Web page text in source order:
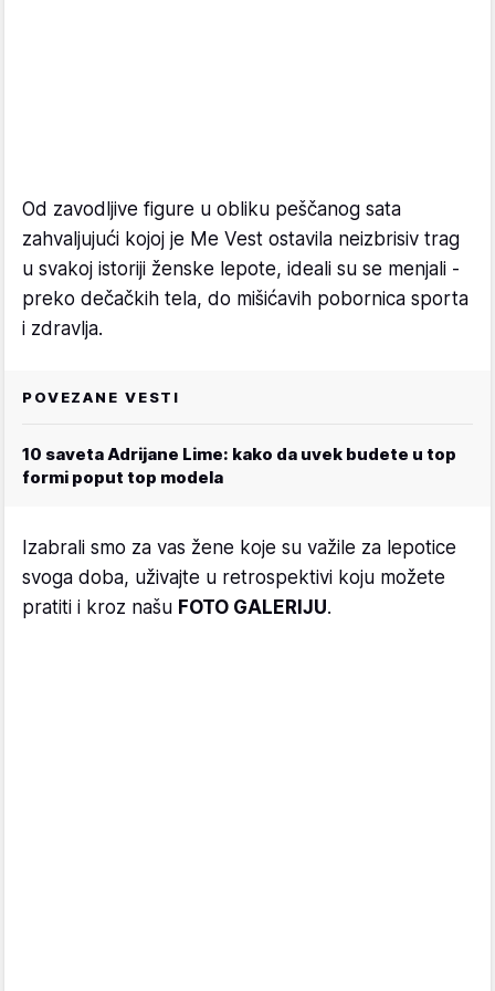
Od zavodljive figure u obliku peščanog sata
zahvaljujući kojoj je Me Vest ostavila neizbrisiv trag
u svakoj istoriji ženske lepote, ideali su se menjali -
preko dečačkih tela, do mišićavih pobornica sporta
i zdravlja.
POVEZANE VESTI
10 saveta Adrijane Lime: kako da uvek budete u top
formi poput top modela
Izabrali smo za vas žene koje su važile za lepotice
svoga doba, uživajte u retrospektivi koju možete
pratiti i kroz našu FOTO GALERIJU.